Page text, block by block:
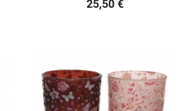
25,50 €